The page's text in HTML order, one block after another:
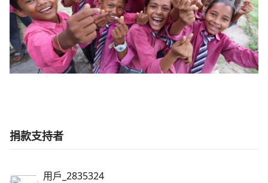
捐款支持者
用戶_2835324